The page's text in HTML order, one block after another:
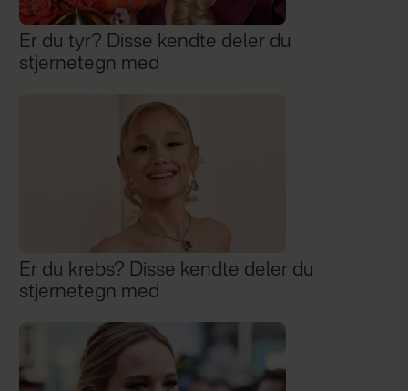
Er du tyr? Disse kendte deler du
stjernetegn med
Er du krebs? Disse kendte deler du
stjernetegn med